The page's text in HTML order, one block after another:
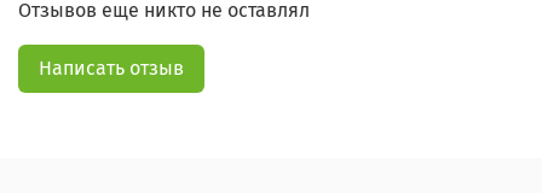
Отзывов еще никто не оставлял
Написать отзыв